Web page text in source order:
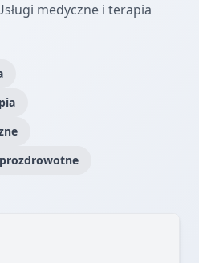
medyczne i terapia